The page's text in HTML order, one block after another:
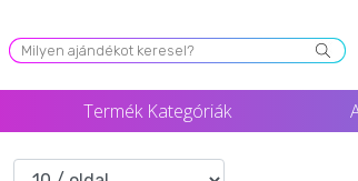
Termék Kategóriák